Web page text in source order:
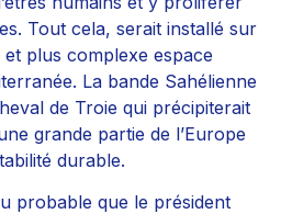
Tout cela, serait installé sur
plus complexe espace
La bande Sahélienne
de Troie qui précipiterait
grande partie de l’Europe
durable.
probable que le président